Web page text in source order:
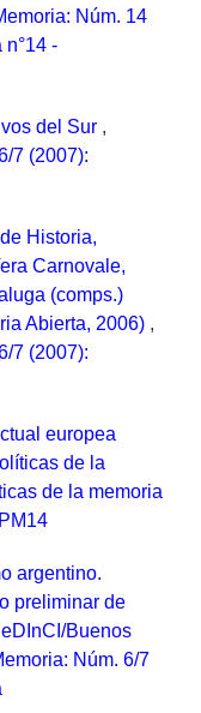
Núm. 14
n°14 -
del Sur ,
7 (2007):
Historia,
Carnovale,
(comps.)
Abierta, 2006) ,
7 (2007):
europea
de la
de la memoria
argentino.
preliminar de
Buenos
Núm. 6/7